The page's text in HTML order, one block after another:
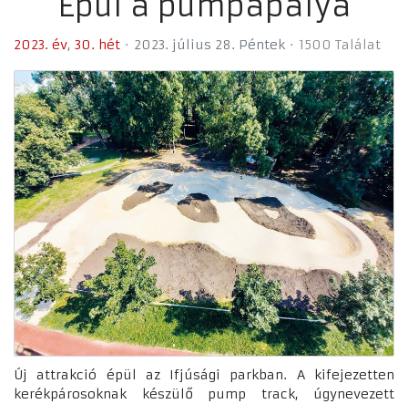
2023. év 30. hét 2023. július 28. Péntek 1500 Találat
Új attrakció épül az Ifjúsági parkban. A kifejezetten
kerékpárosoknak készülő pump track, úgynevezett